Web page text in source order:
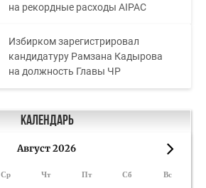
на рекордные расходы AIPAC
Избирком зарегистрировал
кандидатуру Рамзана Кадырова
на должность Главы ЧР
Календарь
Август 2026
Ср Чт Пт Сб Вс